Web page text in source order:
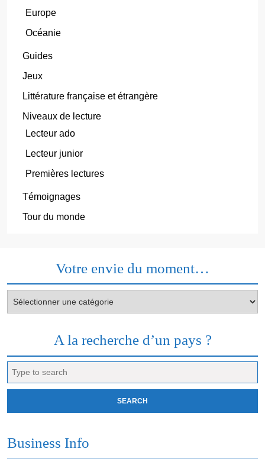
Europe
Océanie
Guides
Jeux
Littérature française et étrangère
Niveaux de lecture
Lecteur ado
Lecteur junior
Premières lectures
Témoignages
Tour du monde
Votre envie du moment…
envie
A la recherche d’un pays ?
for:
Business Info